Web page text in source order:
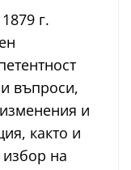
г.
въпроси,
и
както и
на